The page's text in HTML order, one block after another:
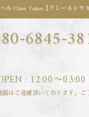
ル Clair Tokyo【クレールトウ
6845-
: 12:00〜03:00
はご遠慮頂いております。ご